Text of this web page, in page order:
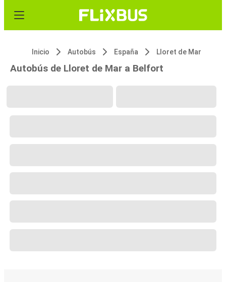
Inicio Autobús España Lloret de Mar
Autobús de Lloret de Mar a Belfort